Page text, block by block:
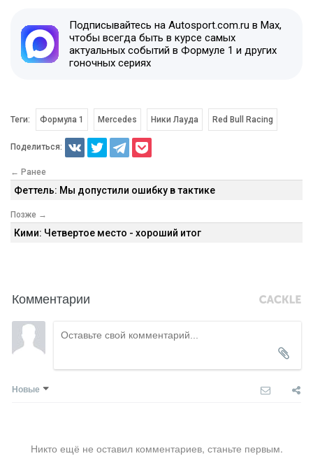
Подписывайтесь на Autosport.com.ru в Max,
чтобы всегда быть в курсе самых
актуальных событий в Формуле 1 и других
гоночных сериях
Теги: Формула 1 Mercedes Ники Лауда Red Bull Racing
Поделиться:
← Ранее
Феттель: Мы допустили ошибку в тактике
Позже →
Кими: Четвертое место - хороший итог
Комментарии
Новые
Никто ещё не оставил комментариев, станьте первым.